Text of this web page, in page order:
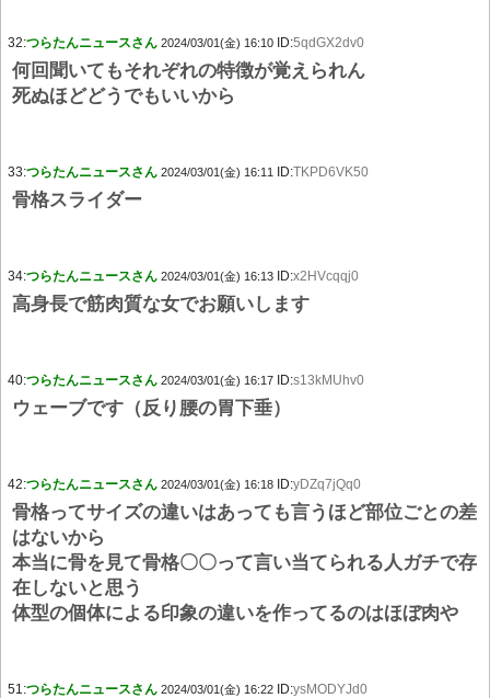
32:つらたんニュースさん 2024/03/01(金) 16:10 ID:5qdGX2dv0
何回聞いてもそれぞれの特徴が覚えられん
死ぬほどどうでもいいから
33:つらたんニュースさん 2024/03/01(金) 16:11 ID:TKPD6VK50
骨格スライダー
34:つらたんニュースさん 2024/03/01(金) 16:13 ID:x2HVcqqj0
高身長で筋肉質な女でお願いします
40:つらたんニュースさん 2024/03/01(金) 16:17 ID:s13kMUhv0
ウェーブです（反り腰の胃下垂）
42:つらたんニュースさん 2024/03/01(金) 16:18 ID:yDZq7jQq0
骨格ってサイズの違いはあっても言うほど部位ごとの差
はないから
本当に骨を見て骨格〇〇って言い当てられる人ガチで存
在しないと思う
体型の個体による印象の違いを作ってるのはほぼ肉や
51:つらたんニュースさん 2024/03/01(金) 16:22 ID:ysMODYJd0